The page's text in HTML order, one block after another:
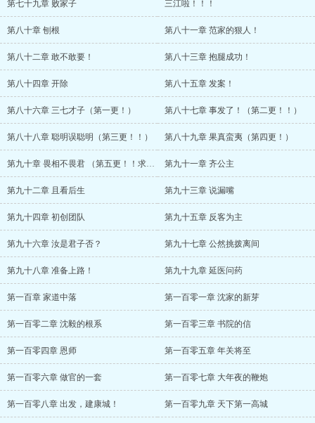
第七十九章 败家子 三江啦！！！
第八十章 刨根 第八十一章 范家的狠人！
第八十二章 敢不敢要！ 第八十三章 抱腿成功！
第八十四章 开除 第八十五章 发案！
第八十六章 三七才子（第一更！） 第八十七章 事发了！（第二更！！）
第八十八章 聪明误聪明（第三更！！） 第八十九章 果真蛮夷（第四更！）
第九十章 畏相不畏君 （第五更！！求订阅！！） 第九十一章 齐公主
第九十二章 且看后生 第九十三章 说漏嘴
第九十四章 初创团队 第九十五章 反客为主
第九十六章 汝是君子否？ 第九十七章 公然挑拨离间
第九十八章 准备上路！ 第九十九章 延医问药
第一百章 家道中落 第一百零一章 沈家的新芽
第一百零二章 沈毅的根系 第一百零三章 书院的信
第一百零四章 恩师 第一百零五章 年关将至
第一百零六章 做官的一套 第一百零七章 大年夜的鞭炮
第一百零八章 出发，建康城！ 第一百零九章 天下第一高城